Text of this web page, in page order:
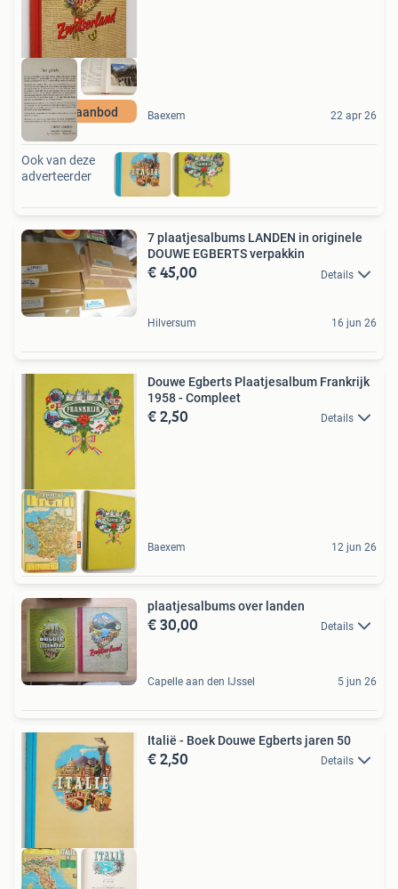
Groot aanbod Baexem 22 apr 26
Ook van deze
adverteerder
7 plaatjesalbums LANDEN in originele
DOUWE EGBERTS verpakkin
€ 45,00 Details
Hilversum 16 jun 26
Groot aanbod
Douwe Egberts Plaatjesalbum Frankrijk
1958 - Compleet
€ 2,50 Details
Baexem 12 jun 26
plaatjesalbums over landen
€ 30,00 Details
Capelle aan den IJssel 5 jun 26
Italië - Boek Douwe Egberts jaren 50
€ 2,50 Details